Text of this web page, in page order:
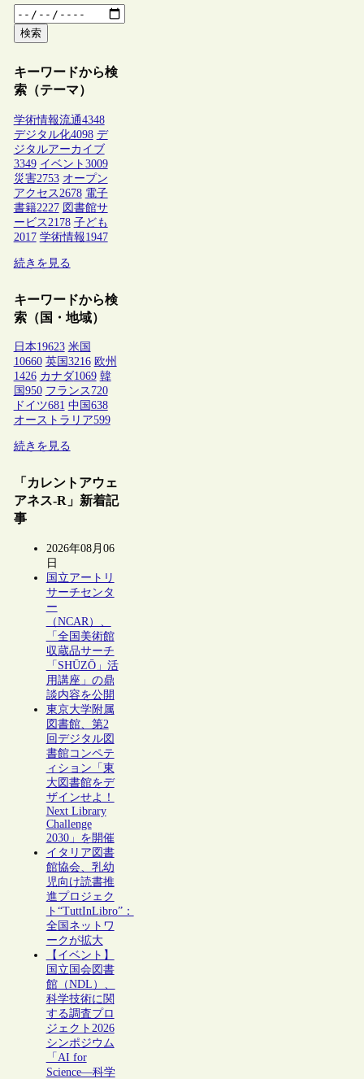
検索
キーワードから検
索（テーマ）
学術情報流通4348
デジタル化4098 デ
ジタルアーカイブ
3349 イベント 3009
災害2753 オープン
アクセス 2678 電子
書籍2227 図書館サ
ービス 2178 子ども
2017 学術情報1947
続きを見る
キーワードから検
索（国・地域）
日本19623 米国
10660 英国 3216 欧州
1426 カナダ1069 韓
国 950 フランス 720
ドイツ681 中国 638
オーストラリア599
続きを見る
「カレントアウェ
アネス-R」新着記
事
2026年08月06
日
国立アートリ
サーチセンタ
ー
（NCAR）、
「全国美術館
収蔵品サーチ
「SHŪZŌ」活
用講座」の鼎
談内容を公開
東京大学附属
図書館、第2
回デジタル図
書館コンペテ
ィション「東
大図書館をデ
ザインせよ！
Next Library
Challenge
2030」を開催
イタリア図書
館協会、乳幼
児向け読書推
進プロジェク
ト“TuttInLibro”：
全国ネットワ
ークが拡大
【イベント】
国立国会図書
館（NDL）、
科学技術に関
する調査プロ
ジェクト2026
シンポジウム
「AI for
Science―科学